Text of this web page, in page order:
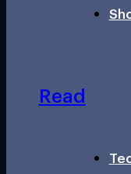
Read